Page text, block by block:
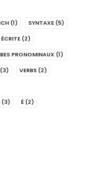
(1) SYNTAXE (5)
(2)
PRONOMINAUX (1)
(3) VERBS (2)
(3) É (2)